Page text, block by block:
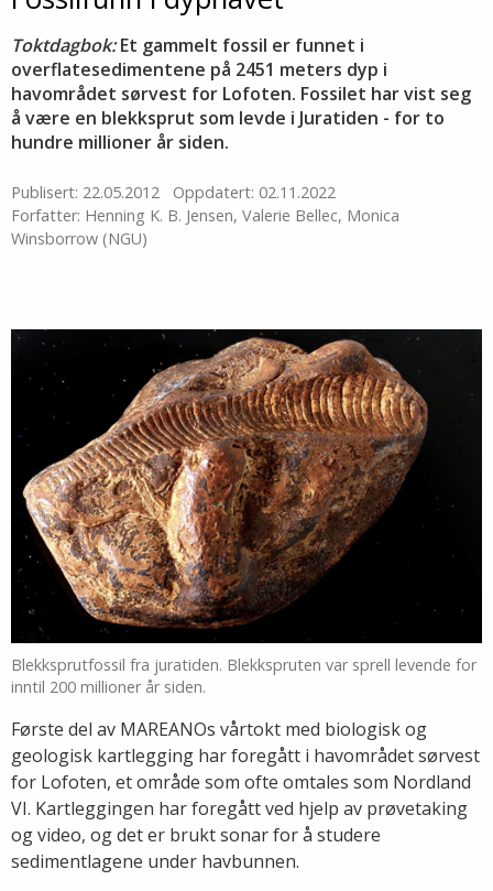
Toktdagbok:Et gammelt fossil er funnet i
overflatesedimentene på 2451 meters dyp i
havområdet sørvest for Lofoten. Fossilet har vist seg
å være en blekksprut som levde i Juratiden - for to
hundre millioner år siden.
Publisert: 22.05.2012
Oppdatert: 02.11.2022
Forfatter: Henning K. B. Jensen, Valerie Bellec, Monica
Winsborrow (NGU)
Blekksprutfossil fra juratiden. Blekkspruten var sprell levende for
inntil 200 millioner år siden.
Første del av MAREANOs vårtokt med biologisk og
geologisk kartlegging har foregått i havområdet sørvest
for Lofoten, et område som ofte omtales som Nordland
VI. Kartleggingen har foregått ved hjelp av prøvetaking
og video, og det er brukt sonar for å studere
sedimentlagene under havbunnen.